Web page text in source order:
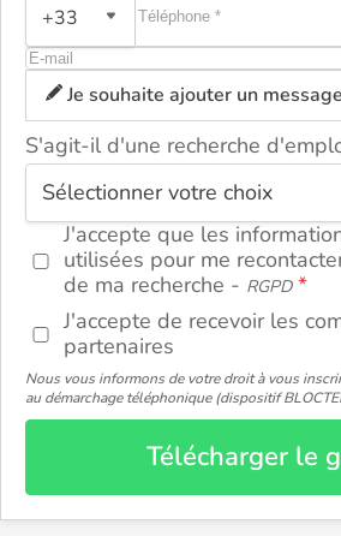
+33
Je souhaite ajouter un message
S'agit-il d'une recherche
J'accepte que les
utilisées pour me
de ma recherche - RGPD
J'accepte de recevoir les
partenaires
Nous vous informons de votre droit à vous
au démarchage téléphonique (dispositif
Télécharger le
ou